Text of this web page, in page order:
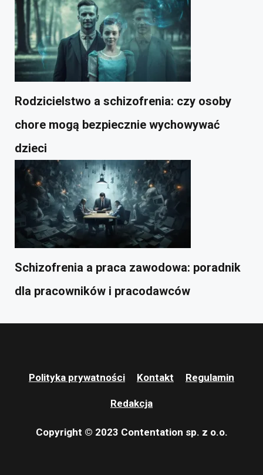
Rodzicielstwo a schizofrenia: czy osoby
chore mogą bezpiecznie wychowywać
dzieci
Schizofrenia a praca zawodowa: poradnik
dla pracowników i pracodawców
Polityka prywatności Kontakt Regulamin
Redakcja
Copyright © 2023 Contentation sp. z o.o.